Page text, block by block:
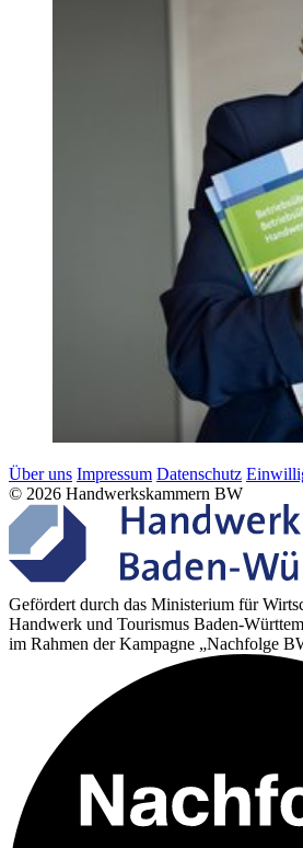
Über uns Impressum Datenschutz
© 2026 Handwerkskammern BW
Gefördert durch das Ministerium für
Handwerk und Tourismus Baden-
im Rahmen der Kampagne „Nachfolge